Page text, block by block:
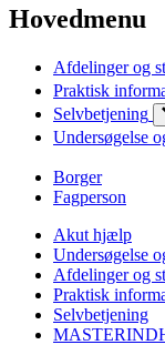
Hovedmenu
Afdelinger og
Praktisk
Selvbetjening
Undersøgelse
Borger
Fagperson
Akut hjælp
Undersøgelse
Afdelinger og
Praktisk
Selvbetjening